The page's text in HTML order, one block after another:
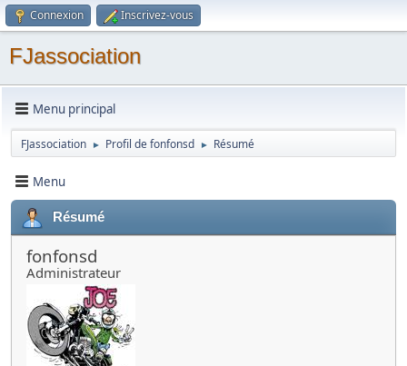
Connexion Inscrivez-vous
FJassociation
Menu principal
FJassociation ► Profil de fonfonsd ► Résumé
Menu
Résumé
fonfonsd
Administrateur